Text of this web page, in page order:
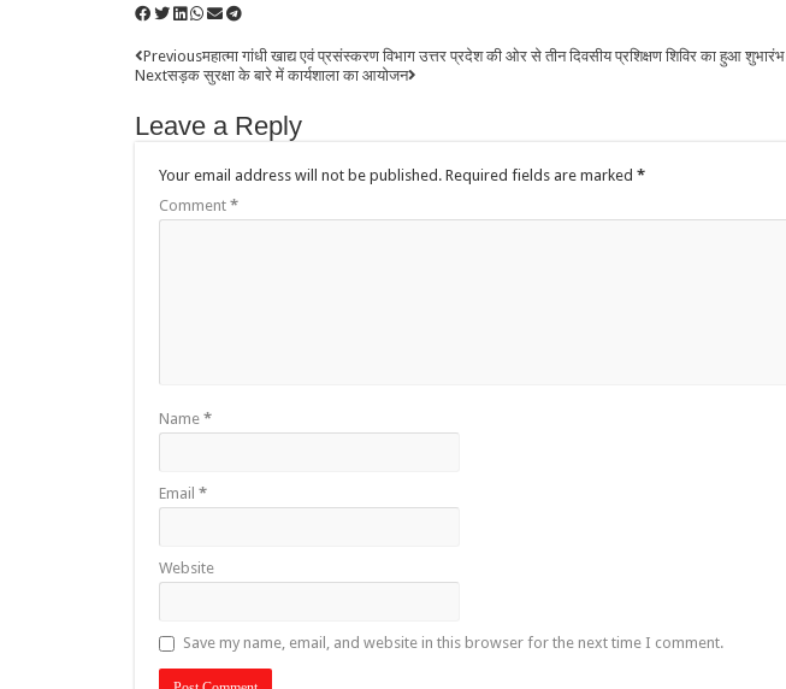
Previousमहात्मा गांधी खाद्य एवं प्रसंस्करण विभाग उत्तर प्रदेश की ओर से तीन दिवसीय प्रशिक्षण शिविर का हुआ शुभारंभ
Nextसड़क सुरक्षा के बारे में कार्यशाला का आयोजन
Leave a Reply
Your email address will not be published. Required fields are marked *
Comment *
Name *
Email *
Website
Save my name, email, and website in this browser for the next time I comment.